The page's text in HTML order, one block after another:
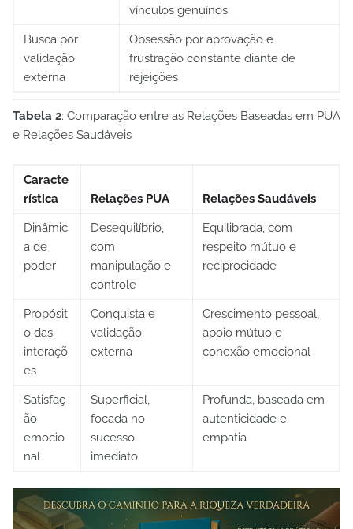
vínculos genuínos
Busca por
validação
externa
Obsessão por aprovação e
frustração constante diante de
rejeições
Tabela 2: Comparação entre as Relações Baseadas em PUA
e Relações Saudáveis
Caracte
rística
Relações PUA Relações Saudáveis
Dinâmic
a de
poder
Desequilíbrio,
com
manipulação e
controle
Equilibrada, com
respeito mútuo e
reciprocidade
Propósit
o das
interaçõ
es
Conquista e
validação
externa
Crescimento pessoal,
apoio mútuo e
conexão emocional
Satisfaç
ão
emocio
nal
Superficial,
focada no
sucesso
imediato
Profunda, baseada em
autenticidade e
empatia